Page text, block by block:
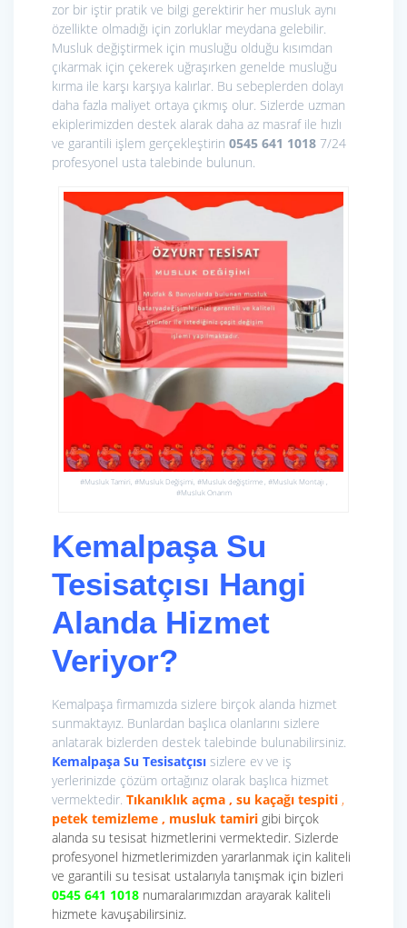
zor bir iştir pratik ve bilgi gerektirir her musluk aynı
özellikte olmadığı için zorluklar meydana gelebilir.
Musluk değiştirmek için musluğu olduğu kısımdan
çıkarmak için çekerek uğraşırken genelde musluğu
kırma ile karşı karşıya kalırlar. Bu sebeplerden dolayı
daha fazla maliyet ortaya çıkmış olur. Sizlerde uzman
ekiplerimizden destek alarak daha az masraf ile hızlı
ve garantili işlem gerçekleştirin 0545 641 1018 7/24
profesyonel usta talebinde bulunun.
#Musluk Tamiri, #Musluk Değişimi, #Musluk değiştirme , #Musluk Montajı ,
#Musluk Onarım
Kemalpaşa Su
Tesisatçısı Hangi
Alanda Hizmet
Veriyor?
Kemalpaşa firmamızda sizlere birçok alanda hizmet
sunmaktayız. Bunlardan başlıca olanlarını sizlere
anlatarak bizlerden destek talebinde bulunabilirsiniz.
Kemalpaşa Su Tesisatçısı sizlere ev ve iş
yerlerinizde çözüm ortağınız olarak başlıca hizmet
vermektedir. Tıkanıklık açma , su kaçağı tespiti ,
petek temizleme , musluk tamiri gibi birçok
alanda su tesisat hizmetlerini vermektedir. Sizlerde
profesyonel hizmetlerimizden yararlanmak için kaliteli
ve garantili su tesisat ustalarıyla tanışmak için bizleri
0545 641 1018 numaralarımızdan arayarak kaliteli
hizmete kavuşabilirsiniz.